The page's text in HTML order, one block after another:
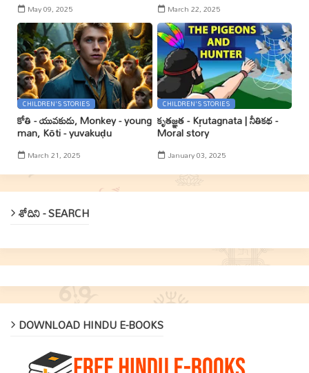
May 09, 2025 March 22, 2025
CHILDREN'S STORIES
కోతి - యువకుడు, Monkey - young
man, Kōti - yuvakuḍu
March 21, 2025
CHILDREN'S STORIES
కృతజ్ఞత - Kr̥utagnata | నీతికథ -
Moral story
January 03, 2025
శోదిని - SEARCH
DOWNLOAD HINDU E-BOOKS